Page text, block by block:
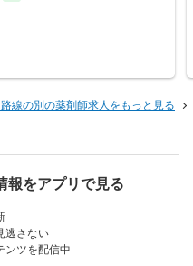
線の別の薬剤師求人をもっと見る
報をアプリで見る
逃さない
ンツを配信中